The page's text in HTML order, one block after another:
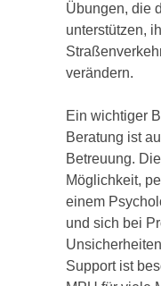
Übungen, die
unterstützen,
verändern.
Ein wichtiger
Beratung ist
Betreuung.
Möglichkeit,
einem
und sich bei
Support ist